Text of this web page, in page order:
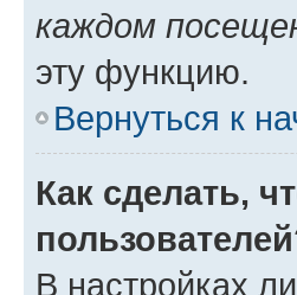
каждом
эту функцию.
Вернуться к
Как сделать,
В настройках